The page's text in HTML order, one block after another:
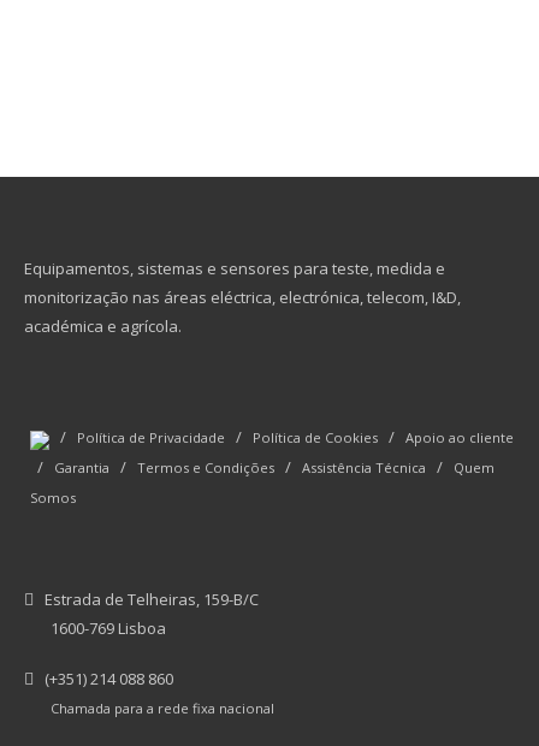
Equipamentos, sistemas e sensores para teste, medida e
monitorização nas áreas eléctrica, electrónica, telecom, I&D,
académica e agrícola.
/ Política de Privacidade / Política de Cookies / Apoio ao cliente
/ Garantia / Termos e Condições / Assistência Técnica /
Quem
Somos
Estrada de Telheiras, 159-B/C
1600-769 Lisboa
(+351) 214 088 860
Chamada para a rede fixa nacional